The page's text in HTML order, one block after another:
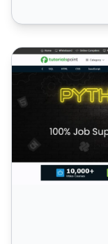
Tutorials Point